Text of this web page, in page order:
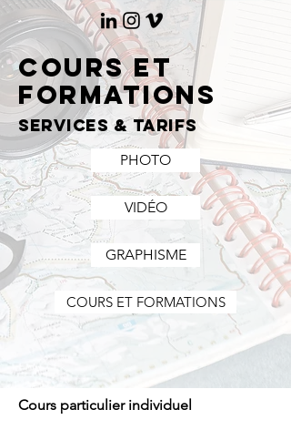
COURS ET
FORMATIONS
SERVICES & TARIFS
PHOTO
VIDÉO
GRAPHISME
COURS ET FORMATIONS
Cours particulierindividuel